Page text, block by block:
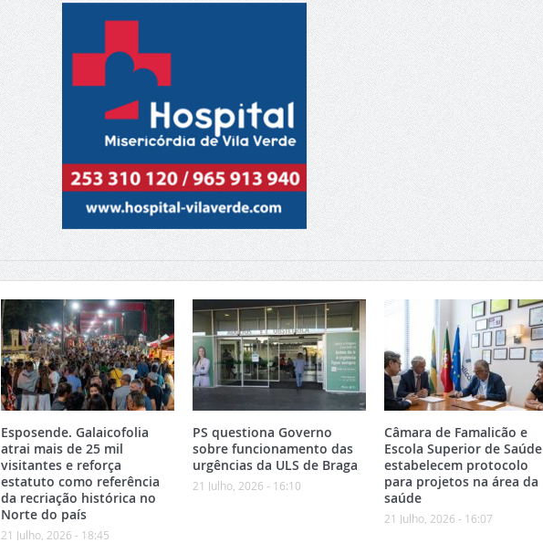
Esposende. Galaicofolia
atrai mais de 25 mil
visitantes e reforça
estatuto como referência
da recriação histórica no
Norte do país
21 Julho, 2026 - 18:45
PS questiona Governo
sobre funcionamento das
urgências da ULS de Braga
21 Julho, 2026 - 16:10
Câmara de Famalicão e
Escola Superior de Saúde
estabelecem protocolo
para projetos na área da
saúde
21 Julho, 2026 - 16:07